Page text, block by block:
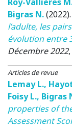
Bigras N.(2022).
l’adulte, les
évolution entre
Décembre 2022
Articles de revue
Lemay L.,
Foisy L., Bigras
properties of
Assessment